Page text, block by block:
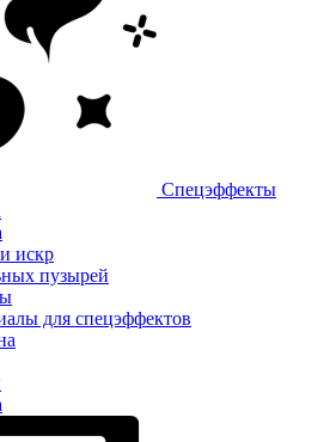
Спецэффекты
искр
пузырей
для спецэффектов